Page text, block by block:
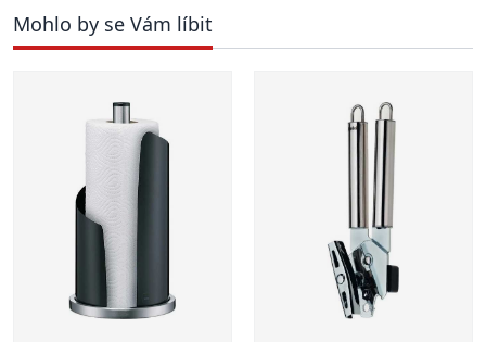
Mohlo by se Vám líbit